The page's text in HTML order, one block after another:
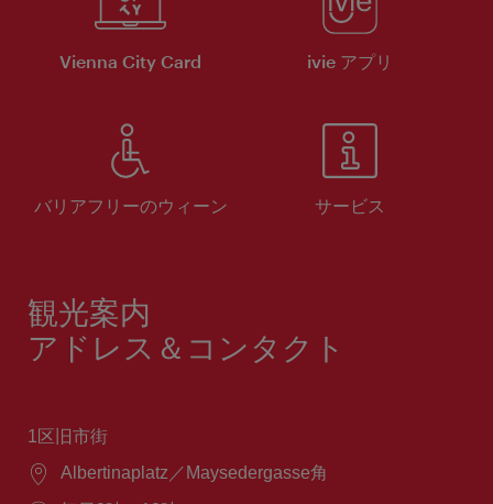
Vienna City Card ivie アプリ
バリアフリーのウィーン サービス
観光案内
アドレス＆コンタクト
1区旧市街
場
Albertinaplatz／Maysedergasse角